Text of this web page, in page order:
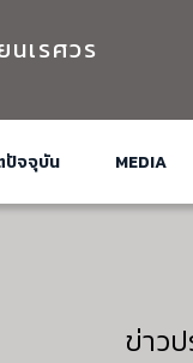
เรศวร
ปัจจุบัน MEDIA
ข่าว